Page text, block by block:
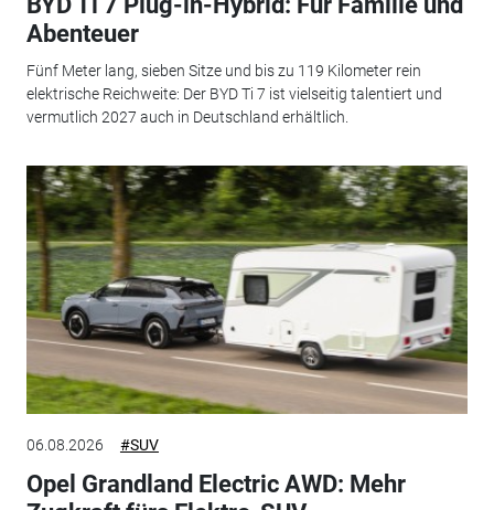
Abenteuer
Fünf Meter lang, sieben Sitze und bis zu 119 Kilometer rein
elektrische Reichweite: Der BYD Ti 7 ist vielseitig talentiert und
vermutlich 2027 auch in Deutschland erhältlich.
06.08.2026 #SUV
Opel Grandland Electric AWD: Mehr